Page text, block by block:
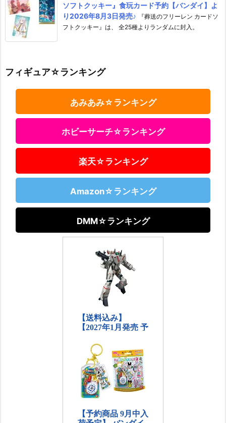
ソフトクッキー』食玩カード予約【バンダイ】よ
り2026年8月3日発売♪
『葬送のフリーレン カードソ
フトクッキー』は、 全25種よりランダムに封入。
フィギュア☆ランキング
あみあみ☆ランキング
ホビーサーチ☆ランキング
楽天☆ランキング
Amazon☆ランキング
DMM☆ランキング